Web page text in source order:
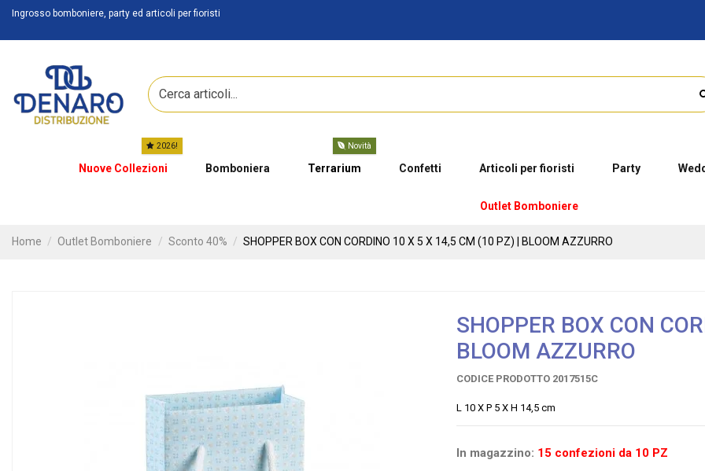
Ingrosso bomboniere, party ed articoli per fioristi
Nuove Collezioni
2026!
Bomboniera Terrarium
Novità
Confetti Articoli per fioristi Party
Outlet Bomboniere
Home Outlet Bomboniere Sconto 40% SHOPPER BOX CON CORDINO 10 X 5 X 14,5 CM (10 PZ) | BLOOM AZZURRO
SHOPPER BOX CON
BLOOM AZZURRO
CODICE PRODOTTO 2017515C
L 10 X P 5 X H 14,5 cm
In magazzino: 15 confezioni da 10 PZ